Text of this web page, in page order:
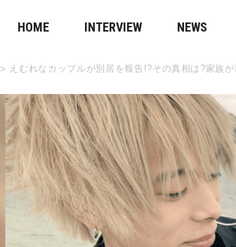
HOME INTERVIEW NEWS
> えむれなカップルが別居を報告!?その真相は?家族